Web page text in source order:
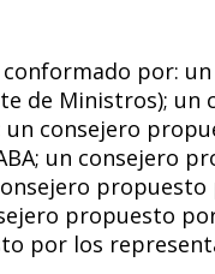
por:
de Ministros);
un consejero
un consejero
propuesto
por los